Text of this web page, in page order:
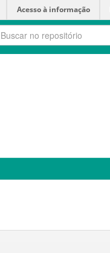
Acesso à informação